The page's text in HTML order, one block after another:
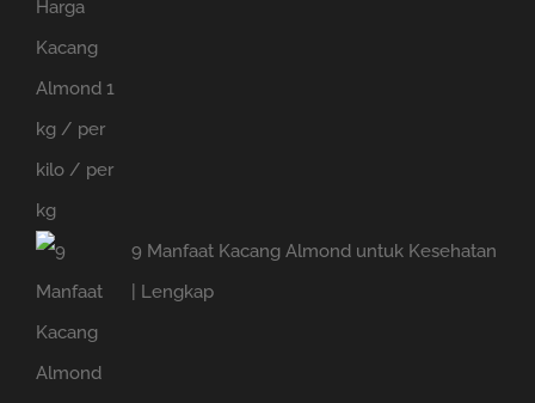
9 Manfaat Kacang Almond untuk Kesehatan
| Lengkap